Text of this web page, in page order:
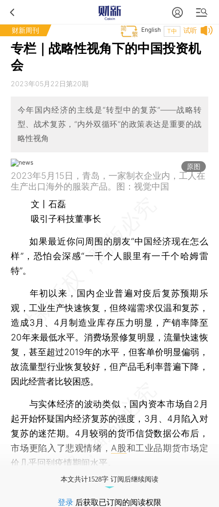
财新周刊 试听
T中
English
专栏｜战略性视角下的中国投资机
会
2023年05月22日第20期
今年国内经济的主线是“转型中的复苏”——战略转
型、战术复苏，“内外双循环”的政策表达是重要的战
略性视角
原图
2023年5月15日，青岛，一家制衣企业内，工人在
生产出口海外的服装产品。图：视觉中国
文丨石磊
吸引子科技董事长
如果最近你问周围的朋友“中国经济现在怎么
样”，恐怕会深感“一千个人眼里有一千个哈姆雷
特”。
年初以来，国内企业普遍对疫后复苏预期乐
观，工业生产快速恢复，但终端需求仅温和复苏，
造成3月、4月制造业库存压力明显，产销率降至
20年来最低水平。消费场景修复明显，流量快速恢
复，甚至超过2019年的水平，但客单价明显偏弱，
故流量型行业恢复较好，但产品毛利率普遍下降，
因此经营者比较困惑。
与实体经济的波动类似，国内资本市场自2月
起开始怀疑国内经济复苏的强度，3月、4月陷入对
复苏的迷茫期。4月较弱的货币信贷数据公布后，
市场更陷入了悲观情绪， A股和工业品期货市场定
价几乎回到疫情期间水平。
本文共计1528字 订阅后继续阅读
登录 后获取已订阅的阅读权限